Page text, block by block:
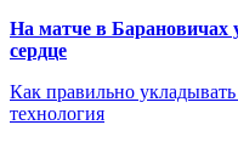
На матче в Барановичах
сердце
Как правильно
технология